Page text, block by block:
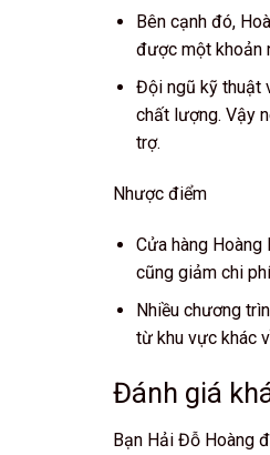
Bên cạnh đó,
được một khoản
Đội ngũ kỹ thuật
chất lượng. Vậy
trợ.
Nhược điểm
Cửa hàng
cũng giảm chi
Nhiều chương
từ khu vực khác
Đánh giá
Bạn Hải Đỗ Hoàng